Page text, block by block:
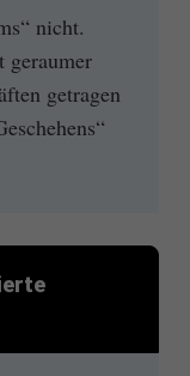
nicht.
geraumer
getragen